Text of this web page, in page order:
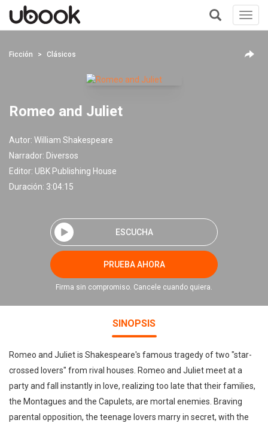
+
Ficción Clásicos
Romeo and Juliet
Autor: William Shakespeare
Narrador: Diversos
Editor: UBK Publishing House
Duración: 3:04:15
ESCUCHA
PRUEBA AHORA
Firma sin compromiso. Cancele cuando quiera.
SINOPSIS
Romeo and Juliet is Shakespeare's famous tragedy of two "star-
crossed lovers" from rival houses. Romeo and Juliet meet at a
party and fall instantly in love, realizing too late that their families,
the Montagues and the Capulets, are mortal enemies. Braving
parental opposition, the teenage lovers marry in secret, with the